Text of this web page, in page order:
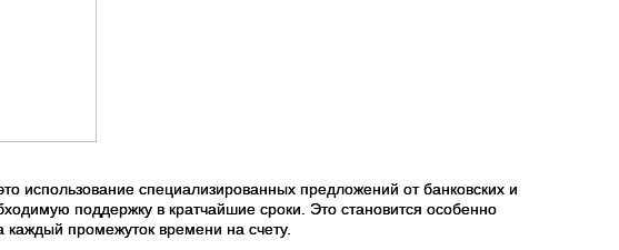
использование специализированных предложений от банковских и
поддержку в кратчайшие сроки. Это становится особенно
каждый промежуток времени на счету.